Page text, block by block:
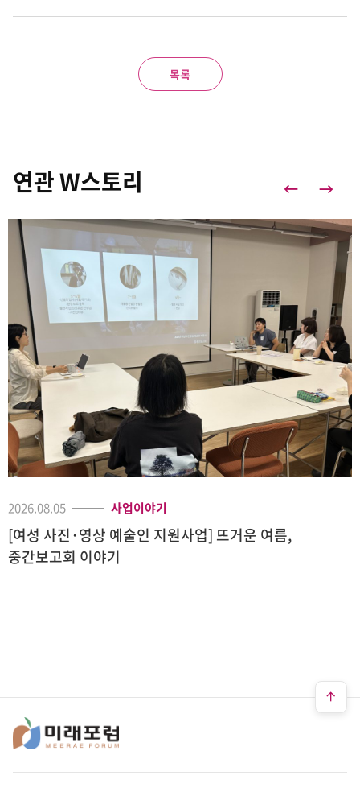
목록
연관 W스토리
2026.08.05 사업이야기
[여성 사진·영상 예술인 지원사업] 뜨거운 여름,
중간보고회 이야기